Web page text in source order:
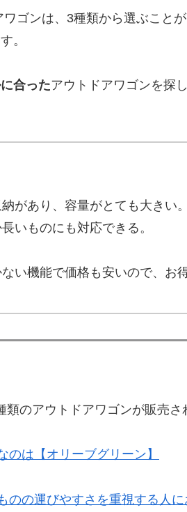
ゴンは、3種類から選ぶこと
。
合ったアウトドアワゴンを探
があり、容量がとても大きい。
いものにも対応できる。
い機能で価格も安いので、お
類のアウトドアワゴンが販売さ
のは【オリーブグリーン】
のの運びやすさを重視する人